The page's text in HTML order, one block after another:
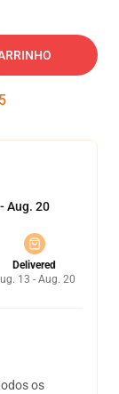
Aug. 20
Delivered
13 - Aug. 20
os